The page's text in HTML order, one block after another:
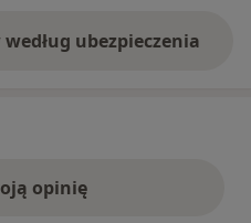
ubezpieczenia
opinię